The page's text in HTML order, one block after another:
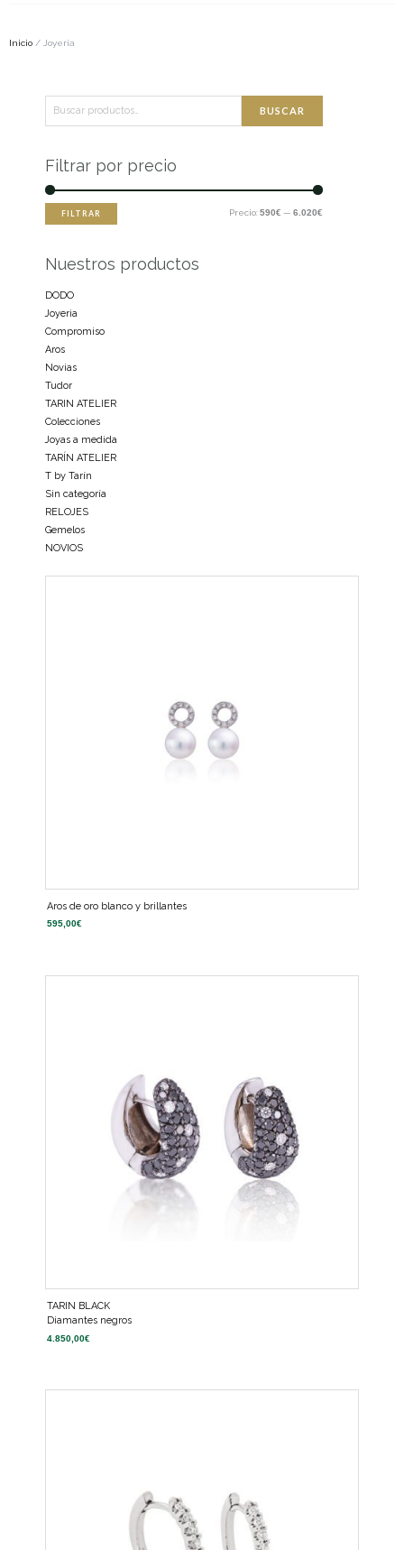
Inicio / Joyeria
por:
BUSCAR
Filtrar por precio
FILTRAR Precio: 590€ — 6.020€
Nuestros productos
DODO
Joyeria
Compromiso
Aros
Novias
Tudor
TARIN ATELIER
Colecciones
Joyas a medida
TARÍN ATELIER
T by Tarín
Sin categoría
RELOJES
Gemelos
NOVIOS
Aros de oro blanco y brillantes
595,00€
TARIN BLACK
Diamantes negros
4.850,00€